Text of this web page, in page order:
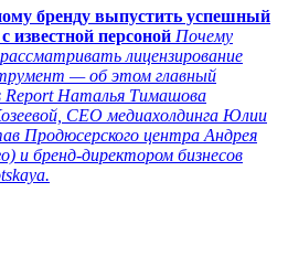
бренду выпустить успешный
известной персоной Почему
лицензирование
— об этом главный
Report Наталья Тимашова
СЕО медиахолдинга Юлии
Продюсерского центра Андрея
и бренд-директором бизнесов